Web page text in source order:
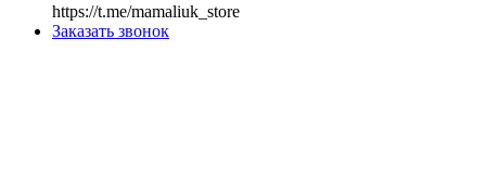
https://t.me/mamaliuk_store
Заказать звонок